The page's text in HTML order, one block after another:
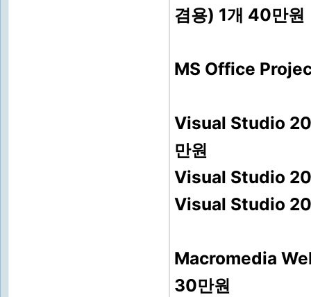
겸용) 1개 40만원
MS Office
Visual Studio
만원
Visual Studio
Visual Studio
Macromedia
30만원